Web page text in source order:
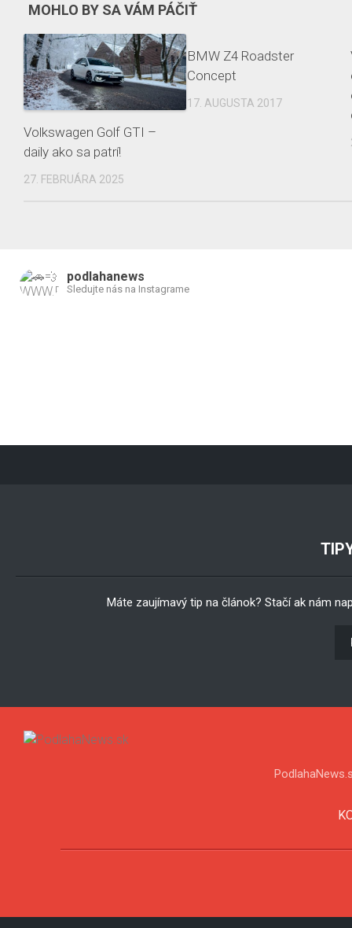
MOHLO BY SA VÁM PÁČIŤ
Volkswagen Golf GTI –
daily ako sa patrí!
27. FEBRUÁRA 2025
BMW Z4 Roadster
Concept
17. AUGUSTA 2017
podlahanews
Sledujte nás na Instagrame
Máte zaujímavý tip na článok? Stačí ak nám